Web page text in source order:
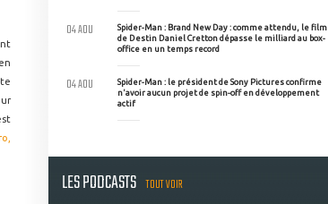
Spider-Man : Brand New Day : comme attendu, le film
de Destin Daniel Cretton dépasse le milliard au box-
office en un temps record
04 AOU
Spider-Man : le président de Sony Pictures confirme
n'avoir aucun projet de spin-off en développement
actif
04 AOU
LES PODCASTS TOUT VOIR